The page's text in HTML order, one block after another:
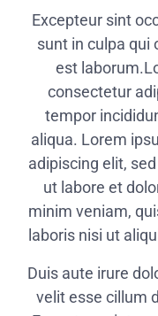
Excepteur sint
sunt in culpa qui
est
consectetur
tempor
aliqua. Lorem
adipiscing elit,
ut labore et
minim veniam,
laboris nisi ut
Duis aute irure
velit esse cillum